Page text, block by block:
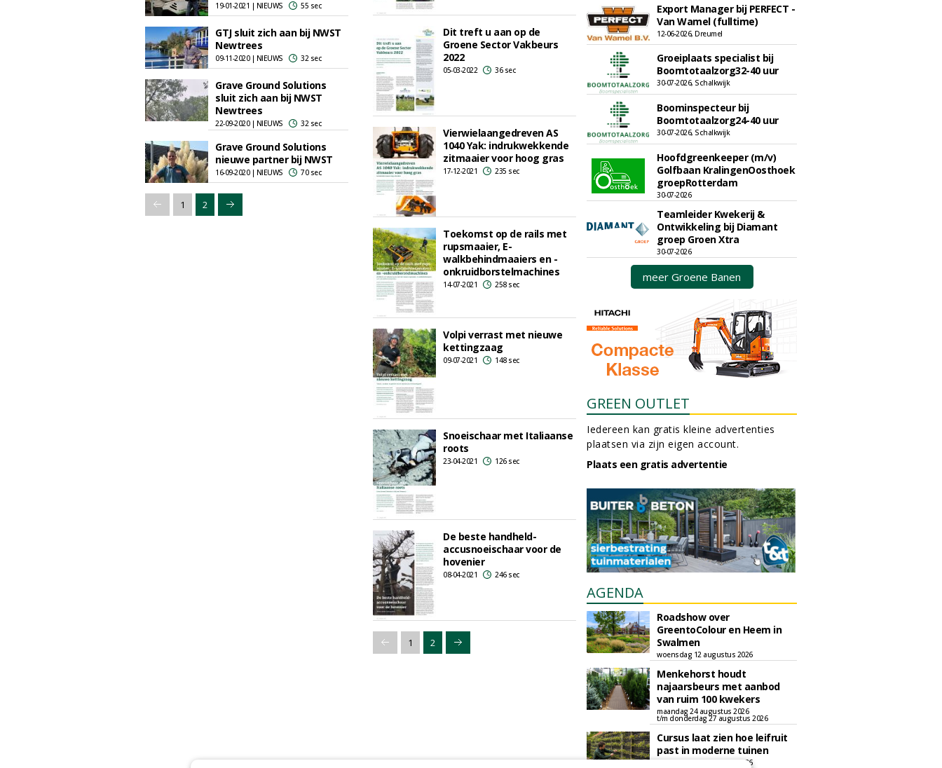
19-01-2021 | NIEUWS 55 sec
GTJ sluit zich aan bij NWST
Newtrees
09-11-2020 | NIEUWS 32 sec
Grave Ground Solutions
sluit zich aan bij NWST
Newtrees
22-09-2020 | NIEUWS 32 sec
Grave Ground Solutions
nieuwe partner bij NWST
16-09-2020 | NIEUWS 70 sec
1 2
Dit treft u aan op de
Groene Sector Vakbeurs
2022
05-03-2022 36 sec
Vierwielaangedreven AS
1040 Yak: indrukwekkende
zitmaaier voor hoog gras
17-12-2021 235 sec
Toekomst op de rails met
rupsmaaier, E-
walkbehindmaaiers en -
onkruidborstelmachines
14-07-2021 258 sec
Volpi verrast met nieuwe
kettingzaag
09-07-2021 148 sec
Snoeischaar met Italiaanse
roots
23-04-2021 126 sec
De beste handheld-
accusnoeischaar voor de
hovenier
08-04-2021 246 sec
1 2
Export Manager bij PERFECT -
Van Wamel (fulltime)
12-06-2026, Dreumel
Groeiplaats specialist bij
Boomtotaalzorg32-40 uur
30-07-2026, Schalkwijk
Boominspecteur bij
Boomtotaalzorg24-40 uur
30-07-2026, Schalkwijk
Hoofdgreenkeeper (m/v)
Golfbaan KralingenOosthoek
groepRotterdam
30-07-2026
Teamleider Kwekerij &
Ontwikkeling bij Diamant
groep Groen Xtra
30-07-2026
meer Groene Banen
GREEN OUTLET
Iedereen kan gratis kleine advertenties
plaatsen via zijn eigen account.
Plaats een gratis advertentie
AGENDA
Roadshow over
GreentoColour en Heem in
Swalmen
woensdag 12 augustus 2026
Menkehorst houdt
najaarsbeurs met aanbod
van ruim 100 kwekers
maandag 24 augustus 2026
t/m donderdag 27 augustus 2026
Cursus laat zien hoe leifruit
past in moderne tuinen
woensdag 26 augustus 2026